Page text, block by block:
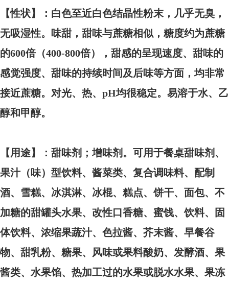
【性状】：白色至近白色结晶性粉末，几乎无臭，
无吸湿性。味甜，甜味与蔗糖相似，糖度约为蔗糖
的600倍（400-800倍），甜感的呈现速度、甜味的
感觉强度、甜味的持续时间及后味等方面，均非常
接近蔗糖。对光、热、pH均很稳定。易溶于水、乙
醇和甲醇。
【用途】：甜味剂；增味剂。可用于餐桌甜味剂、
果汁（味）型饮料、酱菜类、复合调味料、配制
酒、雪糕、冰淇淋、冰棍、糕点、饼干、面包、不
加糖的甜罐头水果、改性口香糖、蜜饯、饮料、固
体饮料、浓缩果蔬汁、色拉酱、芥末酱、早餐谷
物、甜乳粉、糖果、风味或果料酸奶、发酵酒、果
酱类、水果馅、热加工过的水果或脱水水果、果冻